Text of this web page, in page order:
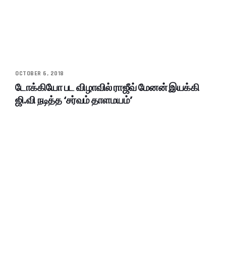
OCTOBER 6, 2018
டோக்கியோ பட விழாவில் ராஜீவ் மேனன் இயக்கி
ஜி.வி நடித்த ‘சர்வம் தாளமயம்’